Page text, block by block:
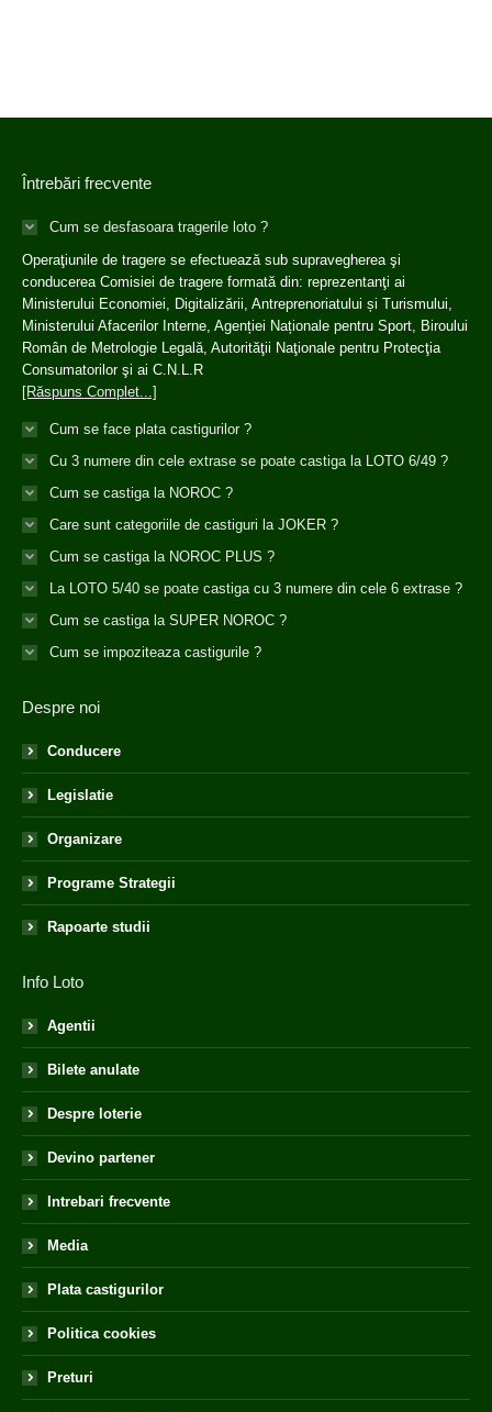
Întrebări frecvente
Cum se desfasoara tragerile loto ?
Operaţiunile de tragere se efectuează sub supravegherea şi
conducerea Comisiei de tragere formată din: reprezentanţi ai
Ministerului Economiei, Digitalizării, Antreprenoriatului și Turismului,
Ministerului Afacerilor Interne, Agenției Naționale pentru Sport, Biroului
Român de Metrologie Legală, Autorităţii Naţionale pentru Protecţia
Consumatorilor şi ai C.N.L.R
[Răspuns Complet...]
Cum se face plata castigurilor ?
Cu 3 numere din cele extrase se poate castiga la LOTO 6/49 ?
Cum se castiga la NOROC ?
Care sunt categoriile de castiguri la JOKER ?
Cum se castiga la NOROC PLUS ?
La LOTO 5/40 se poate castiga cu 3 numere din cele 6 extrase ?
Cum se castiga la SUPER NOROC ?
Cum se impoziteaza castigurile ?
Despre noi
Conducere
Legislatie
Organizare
Programe Strategii
Rapoarte studii
Info Loto
Agentii
Bilete anulate
Despre loterie
Devino partener
Intrebari frecvente
Media
Plata castigurilor
Politica cookies
Preturi